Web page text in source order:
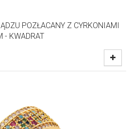
POZŁACANY Z CYRKONIAMI
- KWADRAT